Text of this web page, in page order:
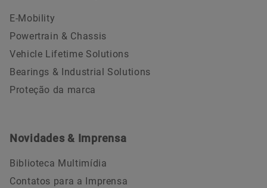
E-Mobility
Powertrain & Chassis
Vehicle Lifetime Solutions
Bearings & Industrial Solutions
Proteção da marca
Novidades & Imprensa
Biblioteca Multimídia
Contatos para a Imprensa